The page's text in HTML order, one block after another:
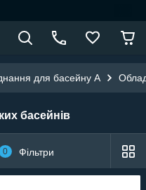
для басейну A
басейнів
0 Фільтри